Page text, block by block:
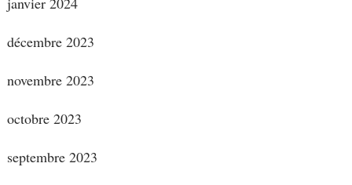
décembre 2023
novembre 2023
octobre 2023
septembre 2023